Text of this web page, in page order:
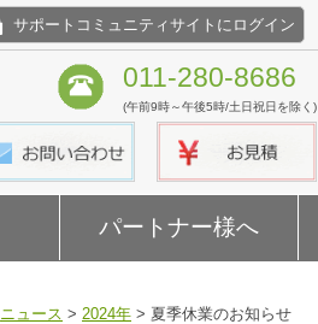
サポートコミュニティサイトにログイン
011-280-8686
(午前9時～午後5時/土日祝日を除く)
パートナー様へ
ニュース > 2024年 > 夏季休業のお知らせ